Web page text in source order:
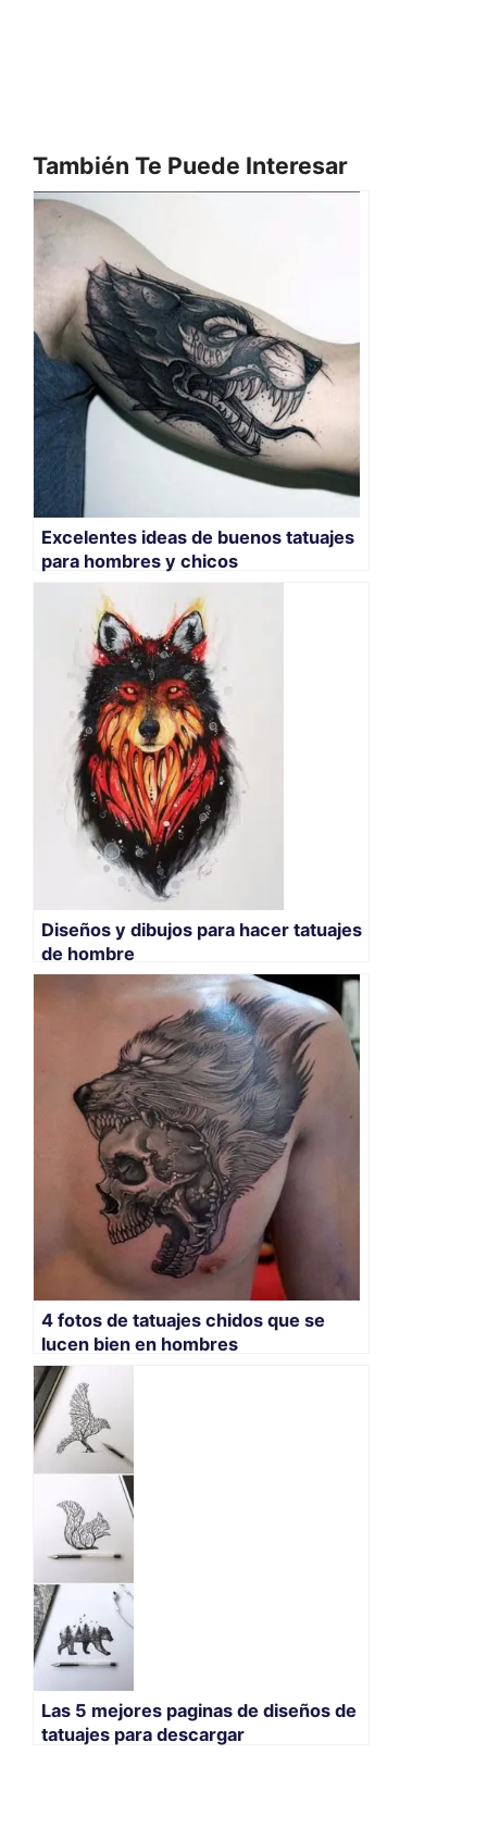
También Te Puede Interesar
Excelentes ideas de buenos tatuajes
para hombres y chicos
Diseños y dibujos para hacer tatuajes
de hombre
4 fotos de tatuajes chidos que se
lucen bien en hombres
Las 5 mejores paginas de diseños de
tatuajes para descargar